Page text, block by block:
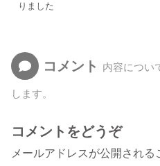
りました
コメント 内容につい
します。
コメントをどうぞ
メールアドレスが公開される